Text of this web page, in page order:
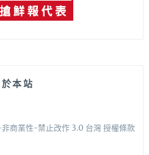
本站
商業性-禁止改作 3.0 台灣 授權條款